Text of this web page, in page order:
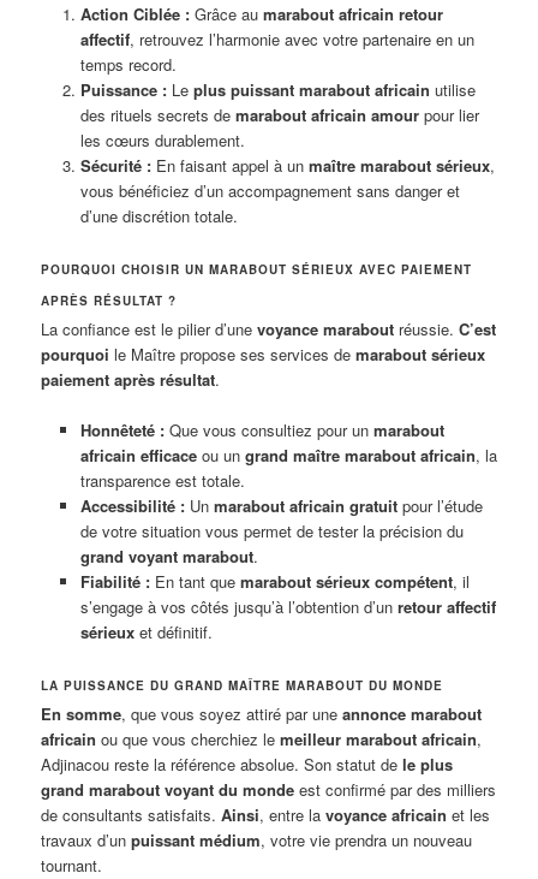
Action Ciblée :Grâce au marabout africain retour
affectif, retrouvez l’harmonie avec votre partenaire en un
temps record.
Puissance :Le plus puissant marabout africain utilise
des rituels secrets de marabout africain amourpour lier
les cœurs durablement.
Sécurité :En faisant appel à un maître marabout sérieux,
vous bénéficiez d’un accompagnement sans danger et
d’une discrétion totale.
POURQUOI CHOISIR UN MARABOUT SÉRIEUX AVEC PAIEMENT
APRÈS RÉSULTAT ?
La confiance est le pilier d’unevoyance marabout réussie.C’est
pourquoi le Maître propose ses services demarabout sérieux
paiement après résultat.
Honnêteté :Que vous consultiez pour un marabout
africain efficaceou un grand maître marabout africain, la
transparence est totale.
Accessibilité :Un marabout africain gratuitpour l’étude
de votre situation vous permet de tester la précision du
grand voyant marabout.
Fiabilité :En tant que marabout sérieux compétent, il
s’engage à vos côtés jusqu’à l’obtention d’un retour affectif
sérieuxet définitif.
LA PUISSANCE DU GRAND MAÎTRE MARABOUT DU MONDE
En somme, que vous soyez attiré par uneannonce marabout
africain ou que vous cherchiez lemeilleur marabout africain,
Adjinacou reste la référence absolue. Son statut dele plus
grand marabout voyant du monde est confirmé par des milliers
de consultants satisfaits.Ainsi, entre lavoyance africain et les
travaux d’unpuissant médium, votre vie prendra un nouveau
tournant.